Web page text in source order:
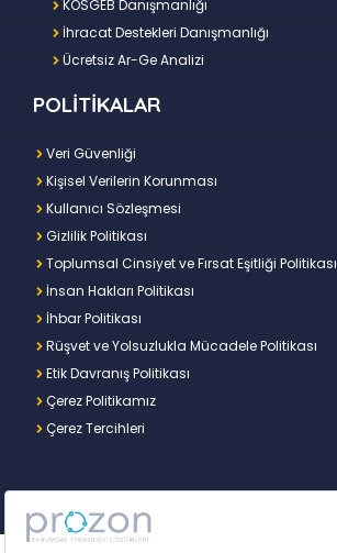
KOSGEB Danışmanlığı
İhracat Destekleri Danışmanlığı
Ücretsiz Ar-Ge Analizi
POLİTİKALAR
Veri Güvenliği
Kişisel Verilerin Korunması
Kullanıcı Sözleşmesi
Gizlilik Politikası
Toplumsal Cinsiyet ve Fırsat Eşitliği Politikası
İnsan Hakları Politikası
İhbar Politikası
Rüşvet ve Yolsuzlukla Mücadele Politikası
Etik Davranış Politikası
Çerez Politikamız
Çerez Tercihleri